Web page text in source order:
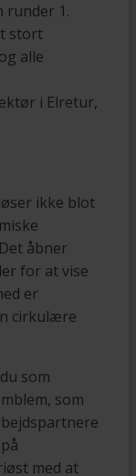
runder 1.
stort
alle
i Elretur,
ikke blot
åbner
for at vise
er
cirkulære
som
som
med at